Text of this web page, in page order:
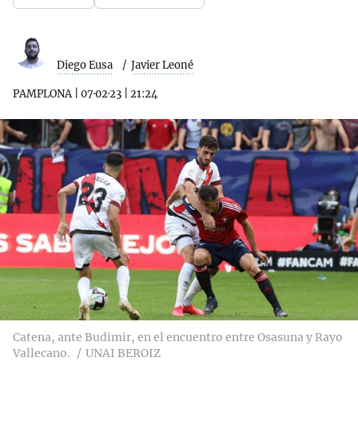
Diego Eusa Javier Leoné
PAMPLONA| 07·02·23 21:24
Catena, ante Budimir, en el encuentro entre Osasuna y Rayo
Vallecano.
UNAI BEROIZ